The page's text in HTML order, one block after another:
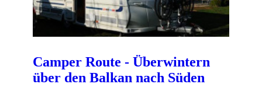
Camper Route - Überwintern
über den Balkan nach Süden